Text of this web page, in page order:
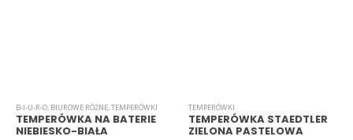
B-I-U-R-O, BIUROWE RÓŻNE,TEMPERÓWKI
TEMPERÓWKA NA BATERIE
NIEBIESKO-BIAŁA
TEMPERÓWKI
TEMPERÓWKA STAEDTLER
ZIELONA PASTELOWA